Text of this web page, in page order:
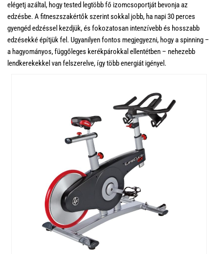
elégetj azáltal, hogy tested legtöbb fő izomcsoportját bevonja az
edzésbe. A fitneszszakértők szerint sokkal jobb, ha napi 30 perces
gyengéd edzéssel kezdjük, és fokozatosan intenzívebb és hosszabb
edzésekké építjük fel. Ugyanilyen fontos megjegyezni, hogy a spinning –
a hagyományos, függőleges kerékpárokkal ellentétben – nehezebb
lendkerekekkel van felszerelve, így több energiát igényel.